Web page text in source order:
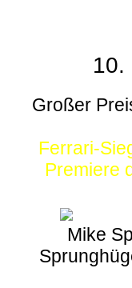
10.
Großer
Ferrari-
Premiere
Mike